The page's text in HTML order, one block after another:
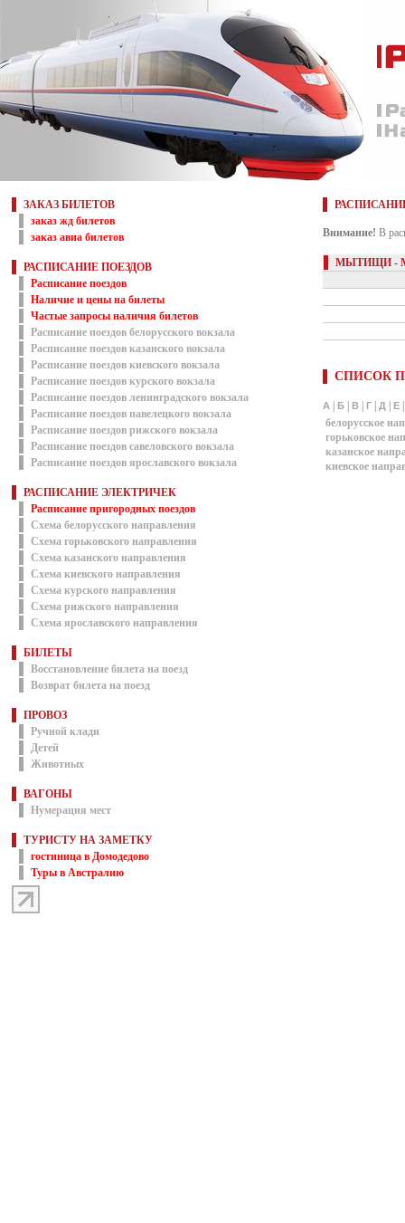
ЗАКАЗ БИЛЕТОВ
заказ жд билетов
заказ авиа билетов
РАСПИСАНИЕ ПОЕЗДОВ
Расписание поездов
Наличие и цены на билеты
Частые запросы наличия билетов
Расписание поездов белорусского вокзала
Расписание поездов казанского вокзала
Расписание поездов киевского вокзала
Расписание поездов курского вокзала
Расписание поездов ленинградского вокзала
Расписание поездов павелецкого вокзала
Расписание поездов рижского вокзала
Расписание поездов савеловского вокзала
Расписание поездов ярославского вокзала
РАСПИСАНИЕ ЭЛЕКТРИЧЕК
Расписание пригородных поездов
Схема белорусского направления
Схема горьковского направления
Схема казанского направления
Схема киевского направления
Схема курского направления
Схема рижского направления
Схема ярославского направления
БИЛЕТЫ
Восстановление билета на поезд
Возврат билета на поезд
ПРОВОЗ
Ручной клади
Детей
Животных
ВАГОНЫ
Нумерация мест
ТУРИСТУ НА ЗАМЕТКУ
гостиница в Домодедово
Туры в Австралию
Внимание! В
МЫТИЩИ -
СПИСОК
А Б В Г Д Е
белорусское
горьковское
казанское
киевское